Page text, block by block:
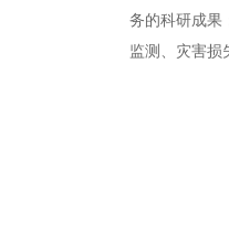
务的科研成果
监测、灾害损